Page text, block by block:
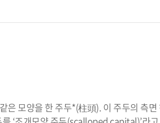
은 모양을 한 주두*(柱頭). 이 주두의 측